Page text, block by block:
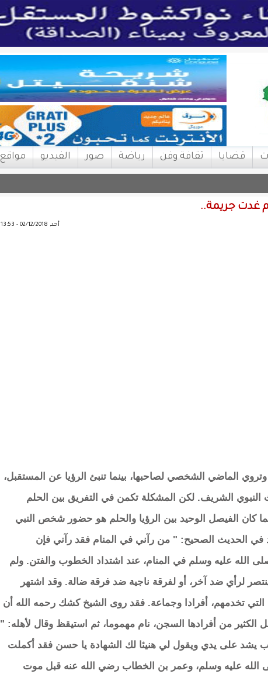
قضايا ثقافة وفن رياضة صور الفيديو مواقع
غدت جريمة..
أحد, 02/12/2018 - 13:53
وتروي الماضي الشخصي لصاحبها، بينما تنبئ الرؤيا عن المستقبل،
النبوي الشريف. لكن المشكلة تكمن في التفريق بين الحلم
كان الفيصل الوحيد بين الرؤيا والحلم هو حضور شخص النبي
في الحديث الصحيح: " من رآني في المنام فقد رآني فإن
الله عليه وسلم في المنام، عند اشتداد الخطوب والفتن. ولم
لرأي ضد آخر، أو لفرقة ناجية ضد فرقة ضالة. وقد اشتهر
التي تخدمهم، أفرادا وجماعة. فقد روى الشيخ كشك رحمه الله أن
من أفرادها السجن، نام مهموما، ثم استيقظ وقال لأهله: "
يشد على يدي ويقول لي هنيئا لك الشهادة يا حسن فقد أكملت
الله عليه وسلم، وعمر بن الخطاب رضي الله عنه قبل موت